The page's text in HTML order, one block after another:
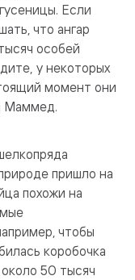
Если
что ангар
особей
у некоторых
момент они
Маммед.
пришло на
похожи на
чтобы
коробочка
50 тысяч